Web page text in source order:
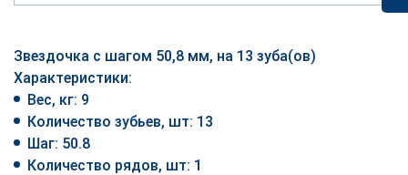
Звездочка с шагом 50,8 мм, на 13 зуба(ов)
Характеристики:
Вес, кг: 9
Количество зубьев, шт: 13
Шаг: 50.8
Количество рядов, шт: 1